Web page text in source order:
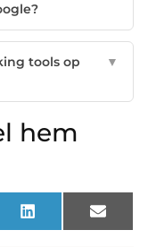
tools op
▼
hem
LinkedIn Email